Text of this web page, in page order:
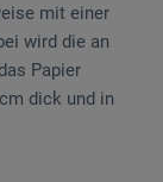
mit einer
wird die an
Papier
dick und in